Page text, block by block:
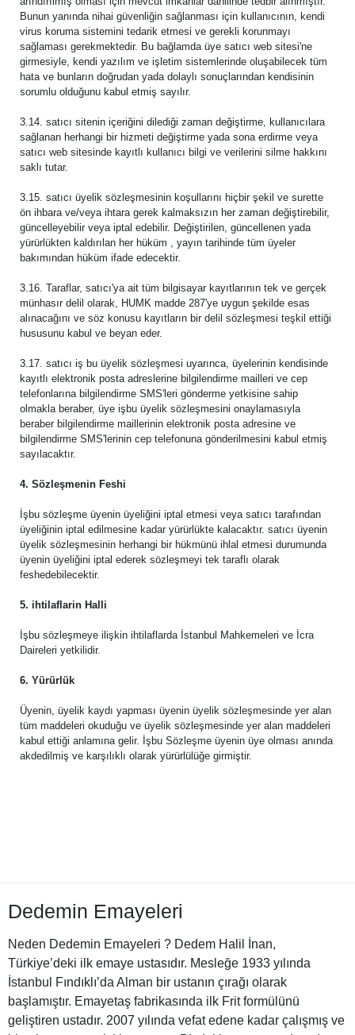
Bunun yanında nihai güvenliğin sağlanması için kullanıcının, kendi
virus koruma sistemini tedarik etmesi ve gerekli korunmayı
sağlaması gerekmektedir. Bu bağlamda üye satıcı web sitesi'ne
girmesiyle, kendi yazılım ve işletim sistemlerinde oluşabilecek tüm
hata ve bunların doğrudan yada dolaylı sonuçlarından kendisinin
sorumlu olduğunu kabul etmiş sayılır.
3.14. satıcı sitenin içeriğini dilediği zaman değiştirme, kullanıcılara
sağlanan herhangi bir hizmeti değiştirme yada sona erdirme veya
satıcı web sitesinde kayıtlı kullanıcı bilgi ve verilerini silme hakkını
saklı tutar.
3.15. satıcı üyelik sözleşmesinin koşullarını hiçbir şekil ve surette
ön ihbara ve/veya ihtara gerek kalmaksızın her zaman değiştirebilir,
güncelleyebilir veya iptal edebilir. Değiştirilen, güncellenen yada
yürürlükten kaldırılan her hüküm , yayın tarihinde tüm üyeler
bakımından hüküm ifade edecektir.
3.16. Taraflar, satıcı'ya ait tüm bilgisayar kayıtlarının tek ve gerçek
münhasır delil olarak, HUMK madde 287'ye uygun şekilde esas
alınacağını ve söz konusu kayıtların bir delil sözleşmesi teşkil ettiği
hususunu kabul ve beyan eder.
3.17. satıcı iş bu üyelik sözleşmesi uyarınca, üyelerinin kendisinde
kayıtlı elektronik posta adreslerine bilgilendirme mailleri ve cep
telefonlarına bilgilendirme SMS'leri gönderme yetkisine sahip
olmakla beraber, üye işbu üyelik sözleşmesini onaylamasıyla
beraber bilgilendirme maillerinin elektronik posta adresine ve
bilgilendirme SMS'lerinin cep telefonuna gönderilmesini kabul etmiş
sayılacaktır.
4. Sözleşmenin Feshi
İşbu sözleşme üyenin üyeliğini iptal etmesi veya satıcı tarafından
üyeliğinin iptal edilmesine kadar yürürlükte kalacaktır. satıcı üyenin
üyelik sözleşmesinin herhangi bir hükmünü ihlal etmesi durumunda
üyenin üyeliğini iptal ederek sözleşmeyi tek taraflı olarak
feshedebilecektir.
5. ihtilaflarin Halli
İşbu sözleşmeye ilişkin ihtilaflarda İstanbul Mahkemeleri ve İcra
Daireleri yetkilidir.
6. Yürürlük
Üyenin, üyelik kaydı yapması üyenin üyelik sözleşmesinde yer alan
tüm maddeleri okuduğu ve üyelik sözleşmesinde yer alan maddeleri
kabul ettiği anlamına gelir. İşbu Sözleşme üyenin üye olması anında
akdedilmiş ve karşılıklı olarak yürürlülüğe girmiştir.
Dedemin Emayeleri
Neden Dedemin Emayeleri ? Dedem Halil İnan,
Türkiye’deki ilk emaye ustasıdır. Mesleğe 1933 yılında
İstanbul Fındıklı’da Alman bir ustanın çırağı olarak
başlamıştır. Emayetaş fabrikasında ilk Frit formülünü
geliştiren ustadır. 2007 yılında vefat edene kadar çalışmış ve